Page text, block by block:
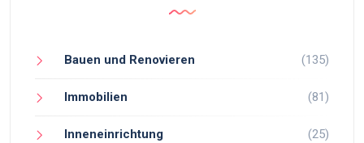
Bauen und Renovieren (135)
Immobilien (81)
Inneneinrichtung (25)